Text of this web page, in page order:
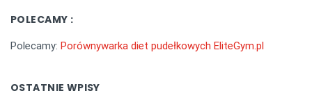
POLECAMY :
Polecamy: Porównywarka diet pudełkowych EliteGym.pl
OSTATNIE WPISY